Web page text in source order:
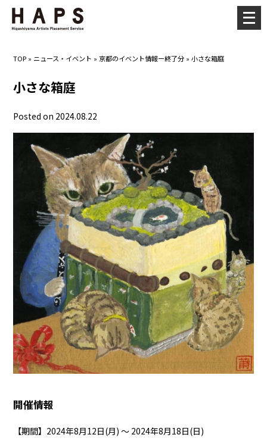
TOP » ニュース・イベント »京都のイベント情報ー終了分 »小さな箱庭
小さな箱庭
Posted on 2024.08.22
開催情報
【期間】2024年8月12日(月) ～ 2024年8月18日(日)
メ
ニ